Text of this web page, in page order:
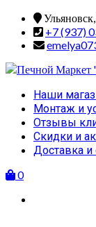
Skip
content
+7 (937)
Primary
Menu
Наши
Монтаж и
Отзывы
Скидки и
Доставка и
0